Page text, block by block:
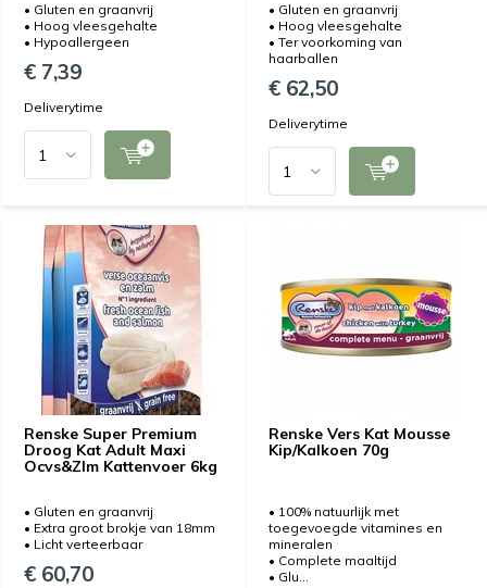
• Gluten en graanvrij
• Hoog vleesgehalte
• Hypoallergeen
€ 7,39
Deliverytime
• Gluten en graanvrij
• Hoog vleesgehalte
• Ter voorkoming van
haarballen
€ 62,50
Deliverytime
Renske Super Premium
Droog Kat Adult Maxi
Ocvs&Zlm Kattenvoer 6kg
• Gluten en graanvrij
• Extra groot brokje van 18mm
• Licht verteerbaar
€ 60,70
Renske Vers Kat Mousse
Kip/Kalkoen 70g
• 100% natuurlijk met
toegevoegde vitamines en
mineralen
• Complete maaltijd
• Glu...